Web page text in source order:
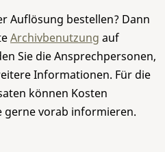
Auflösung bestellen? Dann
Archivbenutzung auf
Sie die Ansprechpersonen,
Informationen. Für die
können Kosten
gerne vorab informieren.